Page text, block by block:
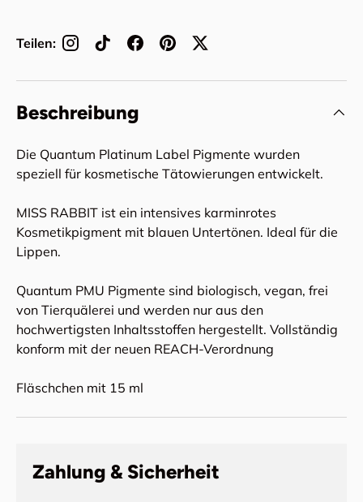
Teilen:
Beschreibung
Die Quantum Platinum Label Pigmente wurden
speziell für kosmetische Tätowierungen entwickelt.
MISS RABBIT ist ein intensives karminrotes
Kosmetikpigment mit blauen Untertönen. Ideal für die
Lippen.
Quantum PMU Pigmente sind biologisch, vegan, frei
von Tierquälerei und werden nur aus den
hochwertigsten Inhaltsstoffen hergestellt. Vollständig
konform mit der neuen REACH-Verordnung
Fläschchen mit 15 ml
Zahlung & Sicherheit